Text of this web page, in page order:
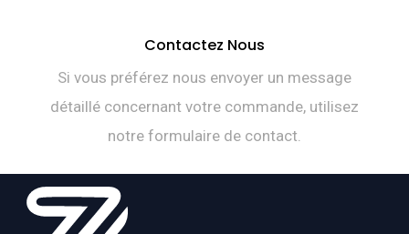
Contactez Nous
Si vous préférez nous envoyer un message
détaillé concernant votre commande, utilisez
notre formulaire de contact.